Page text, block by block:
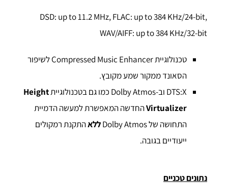
DSD: up to 11.2 MHz, FLAC: up to 384 KHz/24-bit,
WAV/AIFF: up to 384 KHz/32-bit
טכנולוגיית Compressed Music Enhancer לשיפור
הסאונד ממקור שמע מקובץ.
DTS:X וב-Dolby Atmos כמו גם בטכנולוגיית
Height
Virtualizerהחדשה המאפשרת למעשה הדמיית
התחושה של Dolby Atmos
ללאהתקנת רמקולים
ייעודיים בגובה.
נתונים טכניים